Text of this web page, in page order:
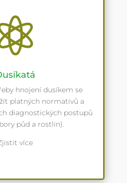
hnojení dusíkem se
platných normativů a
diagnostických postupů
půd a rostlin).
více